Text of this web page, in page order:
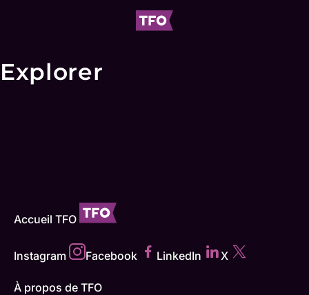
Explorer
Accueil TFO
Instagram Facebook LinkedIn X
À propos de TFO